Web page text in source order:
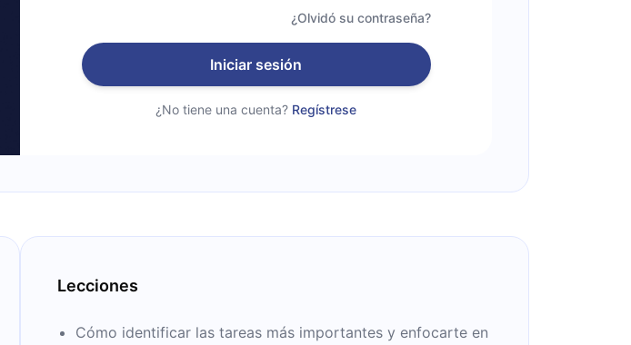
¿Olvidó su contraseña?
Iniciar sesión
¿No tiene una cuenta? Regístrese
Lecciones
Cómo identificar las tareas más importantes y enfocarte en